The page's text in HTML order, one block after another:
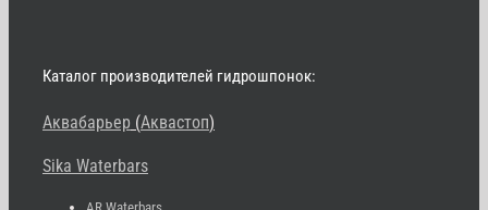
Каталог производителей гидрошпонок:
Аквабарьер (Аквастоп)
Sika Waterbars